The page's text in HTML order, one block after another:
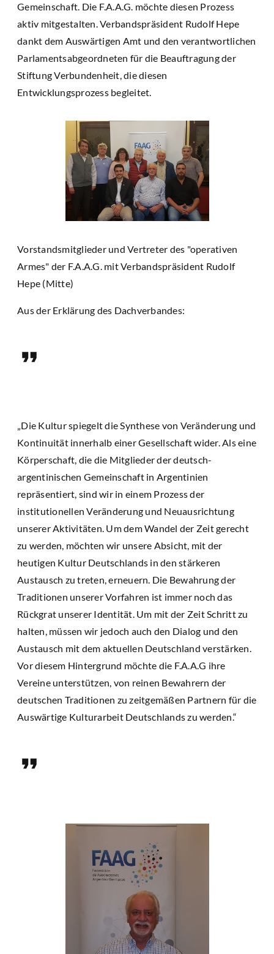
Gemeinschaft. Die F.A.A.G. möchte diesen Prozess
aktiv mitgestalten. Verbandspräsident Rudolf Hepe
dankt dem Auswärtigen Amt und den verantwortlichen
Parlamentsabgeordneten für die Beauftragung der
Stiftung Verbundenheit, die diesen
Entwicklungsprozess begleitet.
Vorstandsmitglieder und Vertreter des "operativen
Armes" der F.A.A.G. mit Verbandspräsident Rudolf
Hepe (Mitte)
Aus der Erklärung des Dachverbandes:
„Die Kultur spiegelt die Synthese von Veränderung und
Kontinuität innerhalb einer Gesellschaft wider. Als eine
Körperschaft, die die Mitglieder der deutsch-
argentinischen Gemeinschaft in Argentinien
repräsentiert, sind wir in einem Prozess der
institutionellen Veränderung und Neuausrichtung
unserer Aktivitäten. Um dem Wandel der Zeit gerecht
zu werden, möchten wir unsere Absicht, mit der
heutigen Kultur Deutschlands in den stärkeren
Austausch zu treten, erneuern. Die Bewahrung der
Traditionen unserer Vorfahren ist immer noch das
Rückgrat unserer Identität. Um mit der Zeit Schritt zu
halten, müssen wir jedoch auch den Dialog und den
Austausch mit dem aktuellen Deutschland verstärken.
Vor diesem Hintergrund möchte die F.A.A.G ihre
Vereine unterstützen, von reinen Bewahrern der
deutschen Traditionen zu zeitgemäßen Partnern für die
Auswärtige Kulturarbeit Deutschlands zu werden.“